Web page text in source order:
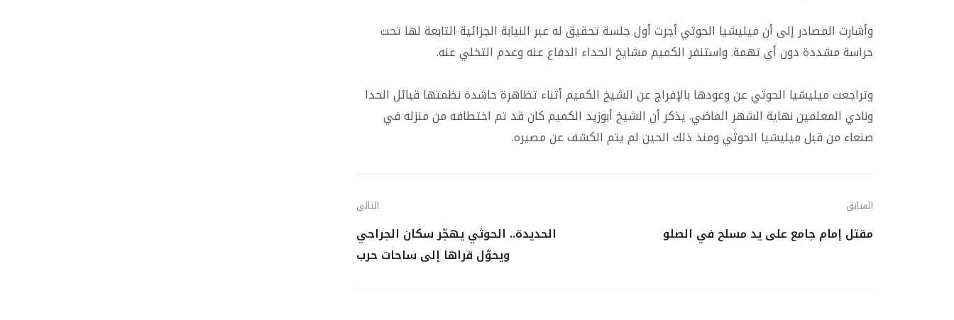
وأشارت المصادر إلى أن ميليشيا الحوثي أجرت أول جلسة تحقيق له عبر النيابة الجزائية التابعة لها تحت
حراسة مشددة دون أي تهمة. واستنفر الكميم مشايخ الحداء الدفاع عنه وعدم التخلي عنه.
وتراجعت ميليشيا الحوثي عن وعودها بالإفراج عن الشيخ الكميم أثناء تظاهرة حاشدة نظمتها قبائل الحدا
ونادي المعلمين نهاية الشهر الماضي. يذكر أن الشيخ أبوزيد الكميم كان قد تم اختطافه من منزله في
صنعاء من قبل ميليشيا الحوثي ومنذ ذلك الحين لم يتم الكشف عن مصيره.
السابق
مقتل إمام جامع على يد مسلح في الصلو
التالي
الحديدة.. الحوثي يهجّر سكان الجراحي
ويحوّل قراها إلى ساحات حرب